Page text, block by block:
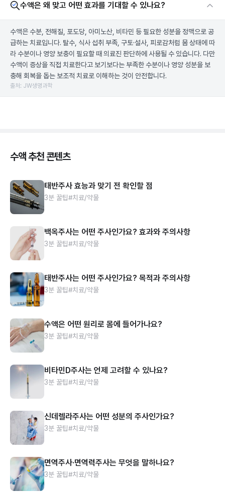
수액은 왜 맞고 어떤 효과를 기대할 수 있나요?
수액은 수분, 전해질, 포도당, 아미노산, 비타민 등 필요한 성분을 정맥으로 공
급하는 치료입니다. 탈수, 식사 섭취 부족, 구토·설사, 피로감처럼 몸 상태에 따
라 수분이나 영양 보충이 필요할 때 의료진 판단하에 사용될 수 있습니다. 다만
수액이 증상을 직접 치료한다고 보기보다는 부족한 수분이나 영양 성분을 보
충해 회복을 돕는 보조적 치료로 이해하는 것이 안전합니다.
출처: JW생명과학
수액 추천 콘텐츠
태반주사 효능과 맞기 전 확인할 점
3분 꿀팁#치료/약물
백옥주사는 어떤 주사인가요? 효과와 주의사항
3분 꿀팁#치료/약물
태반주사는 어떤 주사인가요? 목적과 주의사항
3분 꿀팁#치료/약물
수액은 어떤 원리로 몸에 들어가나요?
3분 꿀팁#치료/약물
비타민D주사는 언제 고려할 수 있나요?
3분 꿀팁#치료/약물
신데렐라주사는 어떤 성분의 주사인가요?
3분 꿀팁#치료/약물
면역주사·면역력주사는 무엇을 말하나요?
3분 꿀팁#치료/약물